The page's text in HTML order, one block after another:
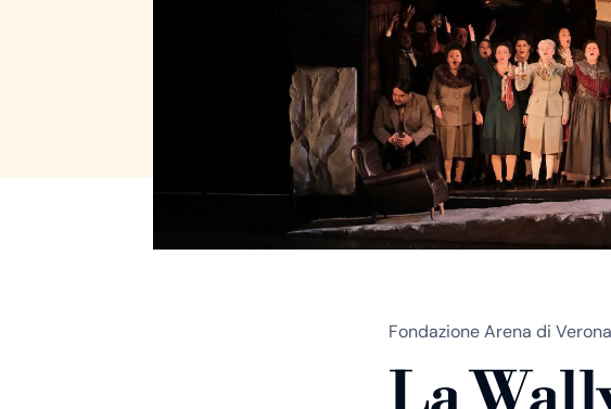
Fondazione Arena di Verona